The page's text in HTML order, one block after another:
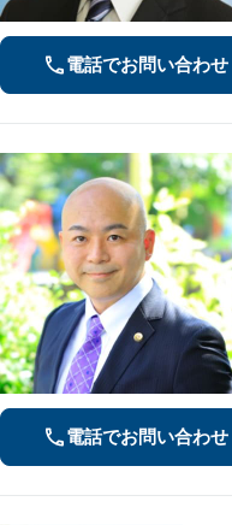
電話でお問い合わせ
電話でお問い合わせ